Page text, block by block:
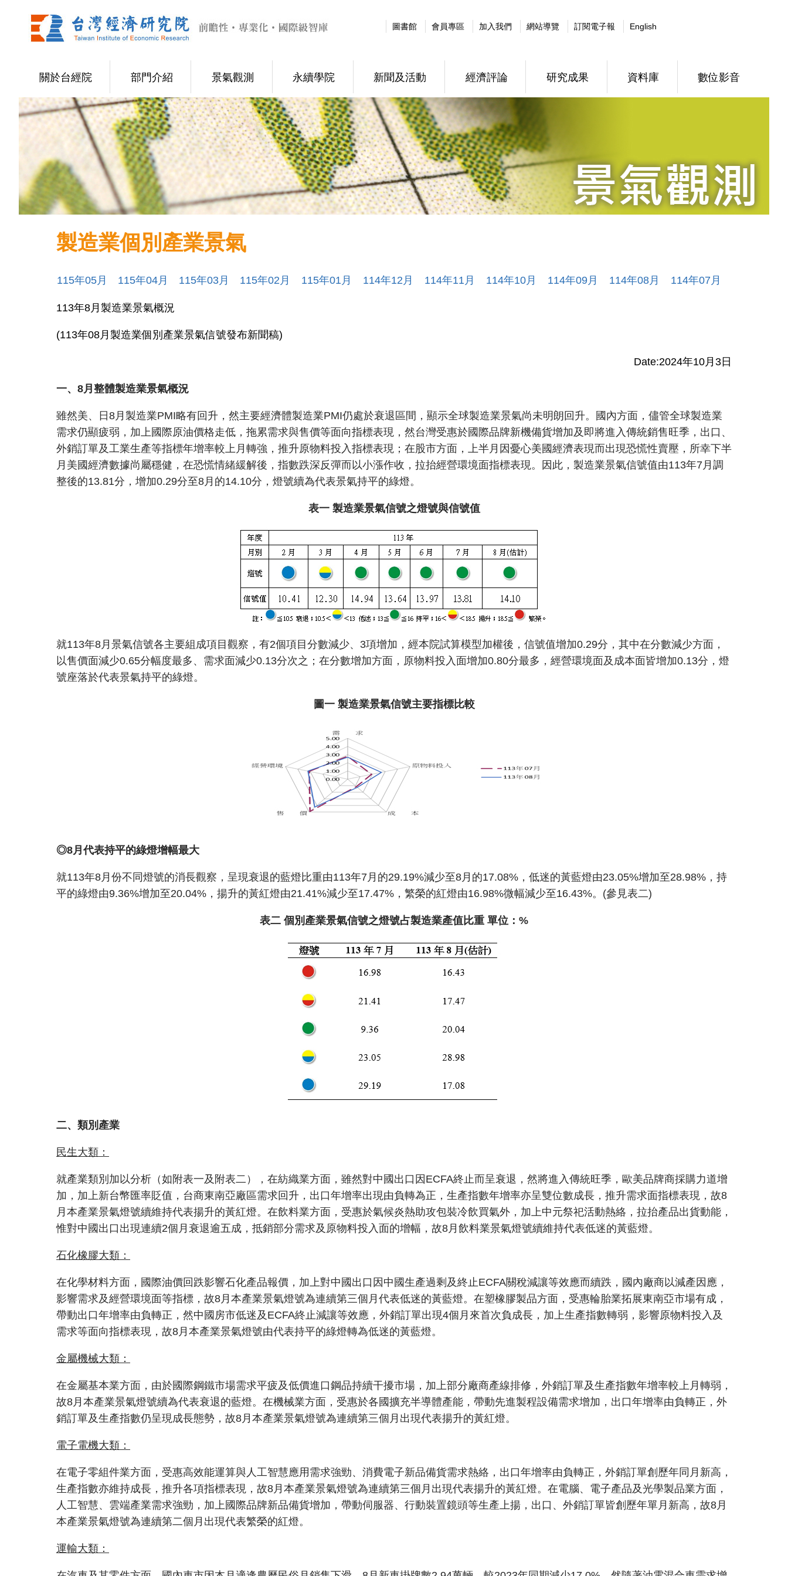
圖書館 會員專區 加入我們 網站導覽 訂閱電子報 English
關於台經院 部門介紹 景氣觀測 永續學院 新聞及活動 經濟評論 研究成果 資料庫 數位影音
製造業個別產業景氣
115年05月 115年04月 115年03月 115年02月 115年01月 114年12月 114年11月 114年10月 114年09月 114年08月 114年07月
113年8月製造業景氣概況
(113年08月製造業個別產業景氣信號發布新聞稿)
Date:2024年10月3日
一、8月整體製造業景氣概況
雖然美、日8月製造業PMI略有回升，然主要經濟體製造業PMI仍處於衰退區間，顯示全球製造業景氣尚未明朗回升。國內方面，儘管全球製造業
需求仍顯疲弱，加上國際原油價格走低，拖累需求與售價等面向指標表現，然台灣受惠於國際品牌新機備貨增加及即將進入傳統銷售旺季，出口、
外銷訂單及工業生產等指標年增率較上月轉強，推升原物料投入指標表現；在股市方面，上半月因憂心美國經濟表現而出現恐慌性賣壓，所幸下半
月美國經濟數據尚屬穩健，在恐慌情緒緩解後，指數跌深反彈而以小漲作收，拉抬經營環境面指標表現。因此，製造業景氣信號值由113年7月調
整後的13.81分，增加0.29分至8月的14.10分，燈號續為代表景氣持平的綠燈。
表一 製造業景氣信號之燈號與信號值
就113年8月景氣信號各主要組成項目觀察，有2個項目分數減少、3項增加，經本院試算模型加權後，信號值增加0.29分，其中在分數減少方面，
以售價面減少0.65分幅度最多、需求面減少0.13分次之；在分數增加方面，原物料投入面增加0.80分最多，經營環境面及成本面皆增加0.13分，燈
號座落於代表景氣持平的綠燈。
圖一 製造業景氣信號主要指標比較
◎8月代表持平的綠燈增幅最大
就113年8月份不同燈號的消長觀察，呈現衰退的藍燈比重由113年7月的29.19%減少至8月的17.08%，低迷的黃藍燈由23.05%增加至28.98%，持
平的綠燈由9.36%增加至20.04%，揚升的黃紅燈由21.41%減少至17.47%，繁榮的紅燈由16.98%微幅減少至16.43%。(參見表二)
表二 個別產業景氣信號之燈號占製造業產值比重 單位：%
二、類別產業
民生大類：
就產業類別加以分析（如附表一及附表二），在紡織業方面，雖然對中國出口因ECFA終止而呈衰退，然將進入傳統旺季，歐美品牌商採購力道增
加，加上新台幣匯率貶值，台商東南亞廠區需求回升，出口年增率出現由負轉為正，生產指數年增率亦呈雙位數成長，推升需求面指標表現，故8
月本產業景氣燈號續維持代表揚升的黃紅燈。在飲料業方面，受惠於氣候炎熱助攻包裝冷飲買氣外，加上中元祭祀活動熱絡，拉抬產品出貨動能，
惟對中國出口出現連續2個月衰退逾五成，抵銷部分需求及原物料投入面的增幅，故8月飲料業景氣燈號續維持代表低迷的黃藍燈。
石化橡膠大類：
在化學材料方面，國際油價回跌影響石化產品報價，加上對中國出口因中國生產過剩及終止ECFA關稅減讓等效應而續跌，國內廠商以減產因應，
影響需求及經營環境面等指標，故8月本產業景氣燈號為連續第三個月代表低迷的黃藍燈。在塑橡膠製品方面，受惠輪胎業拓展東南亞市場有成，
帶動出口年增率由負轉正，然中國房市低迷及ECFA終止減讓等效應，外銷訂單出現4個月來首次負成長，加上生產指數轉弱，影響原物料投入及
需求等面向指標表現，故8月本產業景氣燈號由代表持平的綠燈轉為低迷的黃藍燈。
金屬機械大類：
在金屬基本業方面，由於國際鋼鐵市場需求平疲及低價進口鋼品持續干擾市場，加上部分廠商產線排修，外銷訂單及生產指數年增率較上月轉弱，
故8月本產業景氣燈號續為代表衰退的藍燈。在機械業方面，受惠於各國擴充半導體產能，帶動先進製程設備需求增加，出口年增率由負轉正，外
銷訂單及生產指數仍呈現成長態勢，故8月本產業景氣燈號為連續第三個月出現代表揚升的黃紅燈。
電子電機大類：
在電子零組件業方面，受惠高效能運算與人工智慧應用需求強勁、消費電子新品備貨需求熱絡，出口年增率由負轉正，外銷訂單創歷年同月新高，
生產指數亦維持成長，推升各項指標表現，故8月本產業景氣燈號為連續第三個月出現代表揚升的黃紅燈。在電腦、電子產品及光學製品業方面，
人工智慧、雲端產業需求強勁，加上國際品牌新品備貨增加，帶動伺服器、行動裝置鏡頭等生產上揚，出口、外銷訂單皆創歷年單月新高，故8月
本產業景氣燈號為連續第二個月出現代表繁榮的紅燈。
運輸大類：